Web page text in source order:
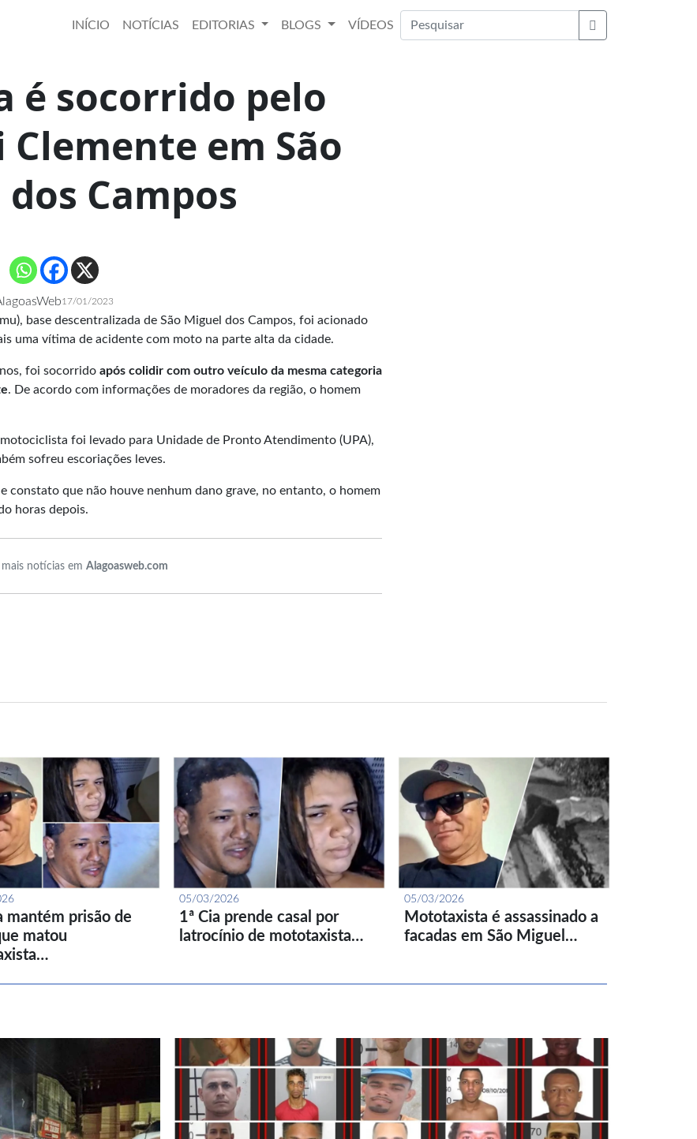
INÍCIO NOTÍCIAS EDITORIAS BLOGS
VÍDEOS
Buscar
é socorrido pelo
Clemente em São
Campos
17/01/2023
base descentralizada de São Miguel dos Campos, foi acionado
uma vítima de acidente com moto na parte alta da cidade.
foi socorrido após colidir com outro veículo da mesma categoria
. De acordo com informações de moradores da região, o homem
foi levado para Unidade de Pronto Atendimento (UPA),
sofreu escoriações leves.
constato que não houve nenhum dano grave, no entanto, o homem
horas depois.
notícias em Alagoasweb.com
mantém prisão de
matou
05/03/2026
1ª Cia prende casal por
latrocínio de mototaxista…
05/03/2026
Mototaxista é assassinado a
facadas em São Miguel…